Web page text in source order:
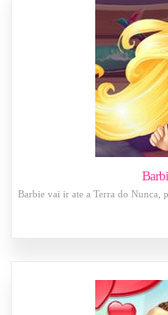
Barbie vai ir ate a Terra do Nunca,